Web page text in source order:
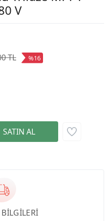
V
TL %16